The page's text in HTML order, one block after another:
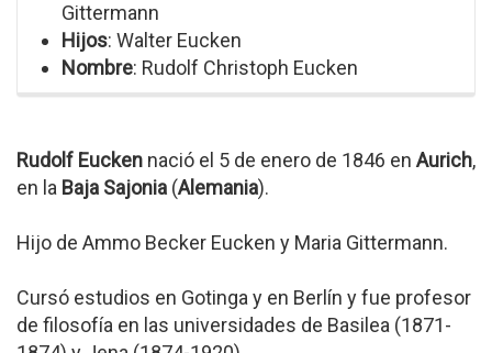
Gittermann
Hijos: Walter Eucken
Nombre: Rudolf Christoph Eucken
Rudolf Eucken nació el 5 de enero de 1846 en Aurich,
en la Baja Sajonia (Alemania).
Hijo de Ammo Becker Eucken y Maria Gittermann.
Cursó estudios en Gotinga y en Berlín y fue profesor
de filosofía en las universidades de Basilea (1871-